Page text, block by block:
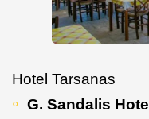
Hotel Tarsanas
G. Sandalis Hotel